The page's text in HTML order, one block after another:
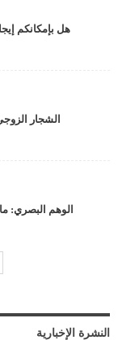
هل بإمكانكم
الشجار الزوجي أمر لا
الوهم البصري:
النشرة الإخبارية